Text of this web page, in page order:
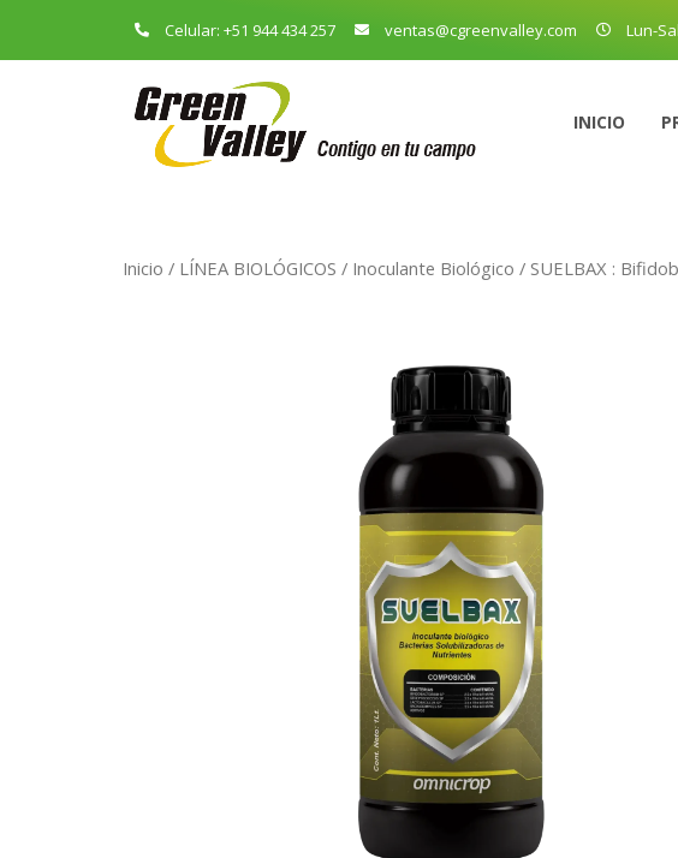
Celular: +51 944 434 257 ventas@cgreenvalley.com Lun-
INICIO
Inicio / LÍNEA BIOLÓGICOS / Inoculante Biológico / SUELBAX :